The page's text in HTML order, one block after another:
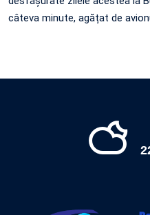
câteva minute, agățat de